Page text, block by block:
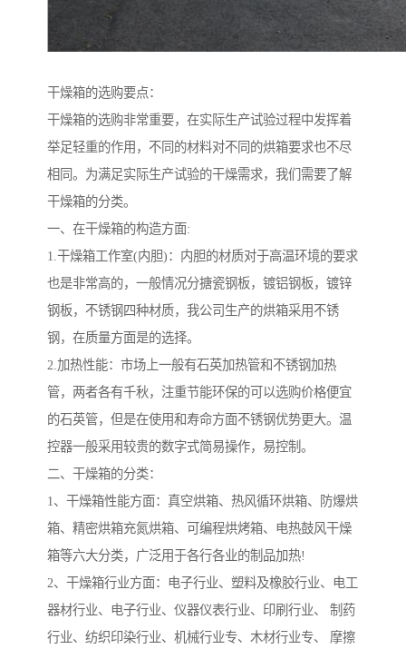
干燥箱的选购要点：
干燥箱的选购非常重要，在实际生产试验过程中发挥着
举足轻重的作用，不同的材料对不同的烘箱要求也不尽
相同。为满足实际生产试验的干燥需求，我们需要了解
干燥箱的分类。
一、在干燥箱的构造方面:
1.干燥箱工作室(内胆)：内胆的材质对于高温环境的要求
也是非常高的，一般情况分搪瓷钢板，镀铝钢板，镀锌
钢板，不锈钢四种材质，我公司生产的烘箱采用不锈
钢，在质量方面是的选择。
2.加热性能：市场上一般有石英加热管和不锈钢加热
管，两者各有千秋，注重节能环保的可以选购价格便宜
的石英管，但是在使用和寿命方面不锈钢优势更大。温
控器一般采用较贵的数字式简易操作，易控制。
二、干燥箱的分类：
1、干燥箱性能方面：真空烘箱、热风循环烘箱、防爆烘
箱、精密烘箱充氮烘箱、可编程烘烤箱、电热鼓风干燥
箱等六大分类，广泛用于各行各业的制品加热!
2、干燥箱行业方面：电子行业、塑料及橡胶行业、电工
器材行业、电子行业、仪器仪表行业、印刷行业、 制药
行业、纺织印染行业、机械行业专、木材行业专、 摩擦